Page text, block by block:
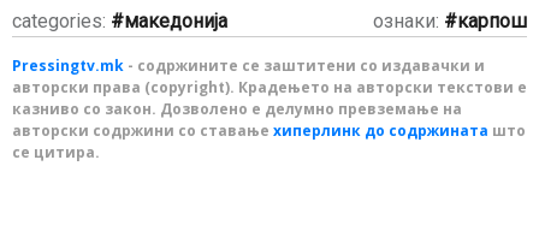
categories: македонија ознаки: карпош
Pressingtv.mk - содржините се заштитени со издавачки и
авторски права (copyright). Крадењето на авторски текстови е
казниво со закон. Дозволено е делумно превземање на
авторски содржини со ставање хиперлинк до содржината што
се цитира.